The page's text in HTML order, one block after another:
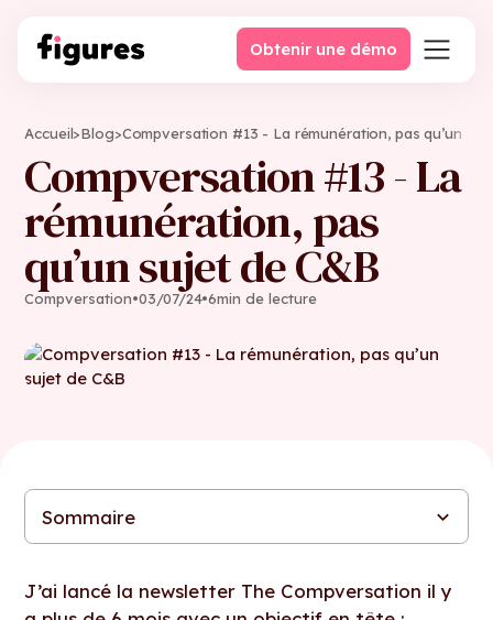
Obtenir une démo
Accueil>Blog>Compversation #13 - La rémunération, pas qu’un
Compversation #13 - La
rémunération, pas
qu’un sujet de C&B
Compversation•03/07/24•6min de lecture
Sommaire
J’ai lancé la newsletter The Compversation il y